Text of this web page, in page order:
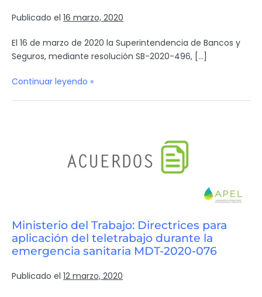
Publicado el 16 marzo, 2020
El 16 de marzo de 2020 la Superintendencia de Bancos y
Seguros, mediante resolución SB-2020-496, […]
Continuar leyendo »
Ministerio del Trabajo: Directrices para
aplicación del teletrabajo durante la
emergencia sanitaria MDT-2020-076
Publicado el 12 marzo, 2020